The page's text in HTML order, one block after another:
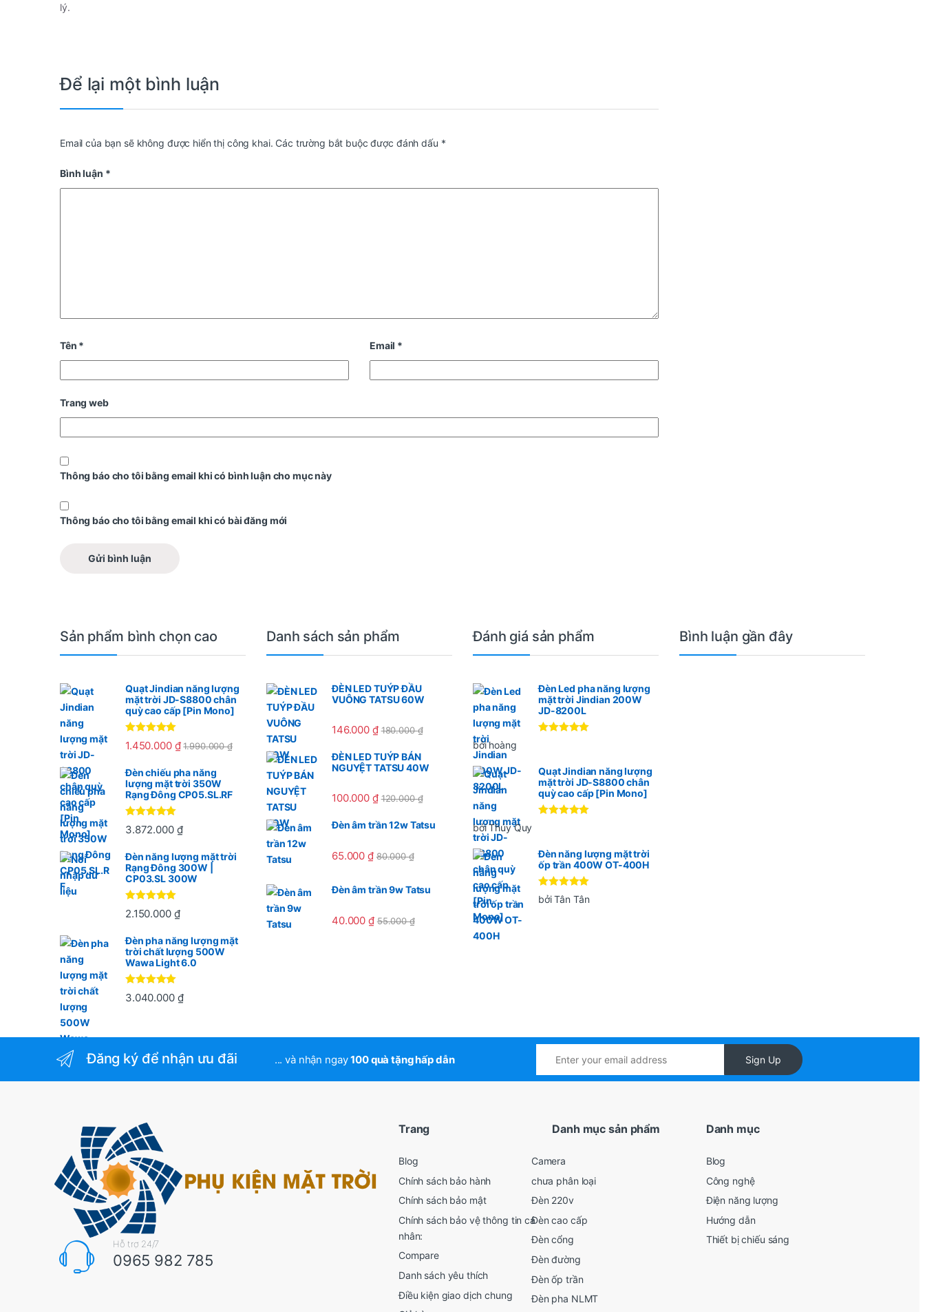
lý.
Để lại một bình luận
Email của bạn sẽ không được hiển thị công khai. Các trường bắt buộc được đánh dấu *
Bình luận *
Tên * Email *
Trang web
Thông báo cho tôi bằng email khi có bình luận cho mục này
Thông báo cho tôi bằng email khi có bài đăng mới
Sản phẩm bình chọn cao
Quạt Jindian năng lượng
mặt trời JD-S8800 chân
quỳ cao cấp [Pin Mono]
Được xếp
hạng5.005
1.450.000 ₫ 1.990.000₫
Đèn chiếu pha năng
lượng mặt trời 350W
Rạng Đông CP05.SL.RF
Được xếp
hạng 55
3.872.000 ₫
Đèn năng lượng mặt trời
Rạng Đông 300W |
CP03.SL 300W
Được xếp
hạng55
2.150.000 ₫
Đèn pha năng lượng mặt
trời chất lượng 500W
Wawa Light 6.0
Được xếp
hạng55
3.040.000 ₫
Danh sách sản phẩm
ĐÈN LED TUÝP ĐẦU
VUÔNG TATSU 60W
146.000 ₫ 180.000₫
ĐÈN LED TUÝP BÁN
NGUYỆT TATSU 40W
100.000 ₫ 120.000₫
Đèn âm trần 12w Tatsu
65.000₫ 80.000₫
Đèn âm trần 9w Tatsu
40.000₫ 55.000₫
Đánh giá sản phẩm
Đèn Led pha năng lượng
mặt trời Jindian 200W
JD-8200L
bởi hoàng
Quạt Jindian năng lượng
mặt trời JD-S8800 chân
quỳ cao cấp [Pin Mono]
bởi Thúy Quy
Đèn năng lượng mặt trời
ốp trần 400W OT-400H
Được xếp
hạng 55
bởi Tân Tân
Bình luận gần đây
Đăng ký để nhận ưu đãi ... và nhận ngay100 quà tặng hấp dẫn Sign Up
Hỗ trợ 24/7
0965 982 785
Trang
Blog
Chính sách bảo hành
Chính sách bảo mật
Chính sách bảo vệ thông tin cá
nhân:
Compare
Danh sách yêu thích
Điều kiện giao dịch chung
Danh mục sản phẩm
Camera
chưa phân loại
Đèn 220v
Đèn cao cấp
Đèn cổng
Đèn đường
Đèn ốp trần
Đèn pha NLMT
Danh mục
Blog
Công nghệ
Điện năng lượng
Hướng dẫn
Thiết bị chiếu sáng